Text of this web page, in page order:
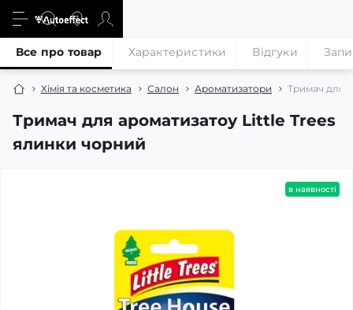
Хімія та косметика Салон Ароматизатори Тримач для
Тримач для ароматизатоу Little Trees
ялинки чорний
Все про товар Характеристики Відгуки
в наявності